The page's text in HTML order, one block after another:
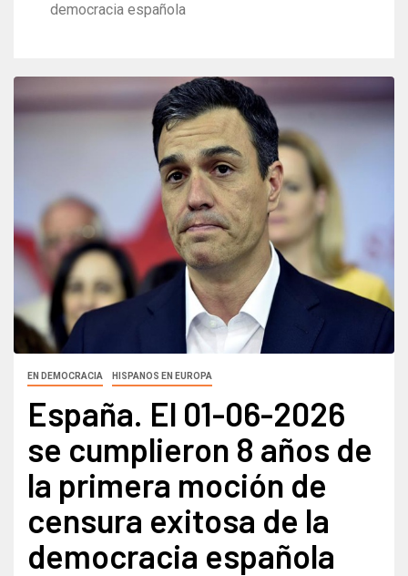
democracia española
EN DEMOCRACIA HISPANOS EN EUROPA
España. El 01-06-2026
se cumplieron 8 años de
la primera moción de
censura exitosa de la
democracia española